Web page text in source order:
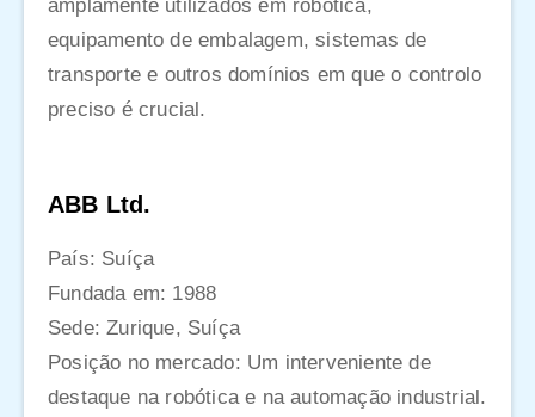
amplamente utilizados em robótica,
equipamento de embalagem, sistemas de
transporte e outros domínios em que o controlo
preciso é crucial.
ABB Ltd.
País: Suíça
Fundada em: 1988
Sede: Zurique, Suíça
Posição no mercado: Um interveniente de
destaque na robótica e na automação industrial.